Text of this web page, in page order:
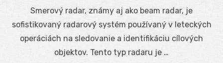
Smerový radar, známy aj ako beam radar, je
sofistikovaný radarový systém používaný v leteckých
operáciách na sledovanie a identifikáciu cílových
objektov. Tento typ radaru je …